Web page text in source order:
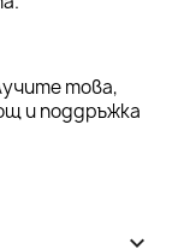
това,
и поддръжка